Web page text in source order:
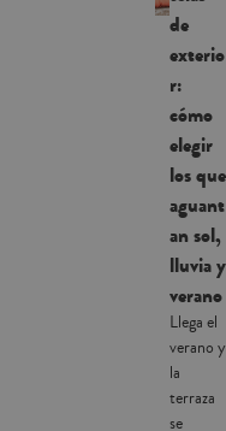
de
exterio
r:
cómo
elegir
los que
aguant
an sol,
lluvia y
verano
Llega el
verano y
la
terraza
se